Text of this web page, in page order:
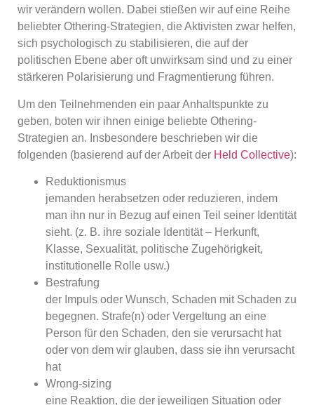
wir verändern wollen. Dabei stießen wir auf eine Reihe
beliebter Othering-Strategien, die Aktivisten zwar helfen,
sich psychologisch zu stabilisieren, die auf der
politischen Ebene aber oft unwirksam sind und zu einer
stärkeren Polarisierung und Fragmentierung führen.
Um den Teilnehmenden ein paar Anhaltspunkte zu
geben, boten wir ihnen einige beliebte Othering-
Strategien an. Insbesondere beschrieben wir die
folgenden (basierend auf der Arbeit der Held Collective):
Reduktionismus
jemanden herabsetzen oder reduzieren, indem
man ihn nur in Bezug auf einen Teil seiner Identität
sieht. (z. B. ihre soziale Identität – Herkunft,
Klasse, Sexualität, politische Zugehörigkeit,
institutionelle Rolle usw.)
Bestrafung
der Impuls oder Wunsch, Schaden mit Schaden zu
begegnen. Strafe(n) oder Vergeltung an eine
Person für den Schaden, den sie verursacht hat
oder von dem wir glauben, dass sie ihn verursacht
hat
Wrong-sizing
eine Reaktion, die der jeweiligen Situation oder